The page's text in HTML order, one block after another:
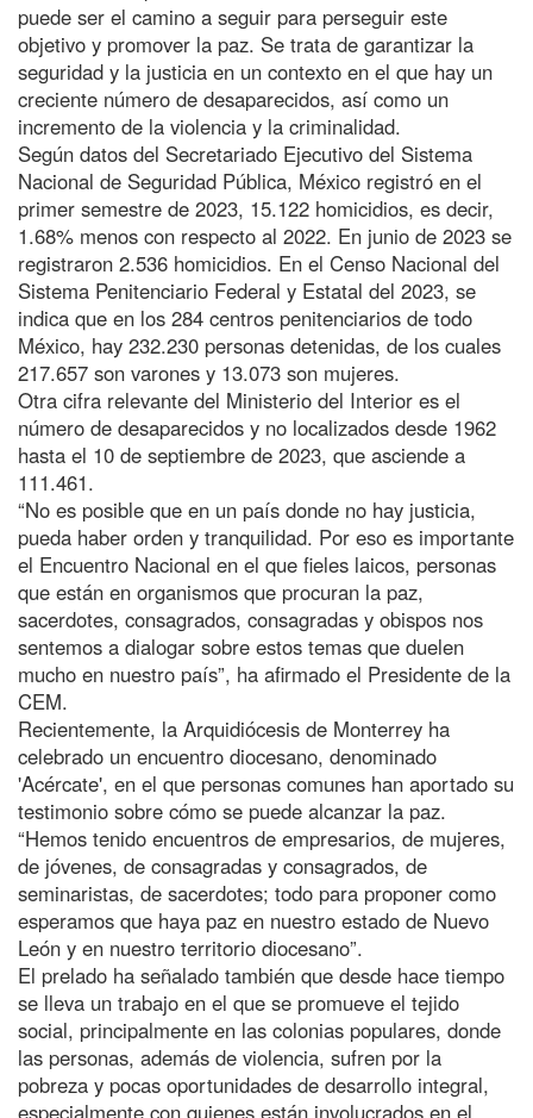
puede ser el camino a seguir para perseguir este
objetivo y promover la paz. Se trata de garantizar la
seguridad y la justicia en un contexto en el que hay un
creciente número de desaparecidos, así como un
incremento de la violencia y la criminalidad.
Según datos del Secretariado Ejecutivo del Sistema
Nacional de Seguridad Pública, México registró en el
primer semestre de 2023, 15.122 homicidios, es decir,
1.68% menos con respecto al 2022. En junio de 2023 se
registraron 2.536 homicidios. En el Censo Nacional del
Sistema Penitenciario Federal y Estatal del 2023, se
indica que en los 284 centros penitenciarios de todo
México, hay 232.230 personas detenidas, de los cuales
217.657 son varones y 13.073 son mujeres.
Otra cifra relevante del Ministerio del Interior es el
número de desaparecidos y no localizados desde 1962
hasta el 10 de septiembre de 2023, que asciende a
111.461.
“No es posible que en un país donde no hay justicia,
pueda haber orden y tranquilidad. Por eso es importante
el Encuentro Nacional en el que fieles laicos, personas
que están en organismos que procuran la paz,
sacerdotes, consagrados, consagradas y obispos nos
sentemos a dialogar sobre estos temas que duelen
mucho en nuestro país”, ha afirmado el Presidente de la
CEM.
Recientemente, la Arquidiócesis de Monterrey ha
celebrado un encuentro diocesano, denominado
'Acércate', en el que personas comunes han aportado su
testimonio sobre cómo se puede alcanzar la paz.
“Hemos tenido encuentros de empresarios, de mujeres,
de jóvenes, de consagradas y consagrados, de
seminaristas, de sacerdotes; todo para proponer como
esperamos que haya paz en nuestro estado de Nuevo
León y en nuestro territorio diocesano”.
El prelado ha señalado también que desde hace tiempo
se lleva un trabajo en el que se promueve el tejido
social, principalmente en las colonias populares, donde
las personas, además de violencia, sufren por la
pobreza y pocas oportunidades de desarrollo integral,
especialmente con quienes están involucrados en el